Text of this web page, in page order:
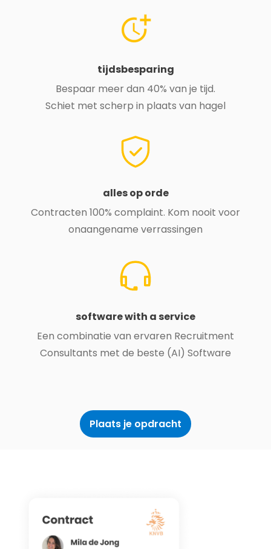
tijdsbesparing
Bespaar meer dan 40% van je tijd.
Schiet met scherp in plaats van hagel
alles op orde
Contracten 100% complaint. Kom nooit voor
onaangename verrassingen
software with a service
Een combinatie van ervaren Recruitment
Consultants met de beste (AI) Software
Plaats je opdracht